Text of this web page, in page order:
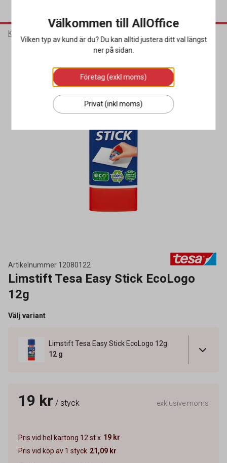
Kontorsmaterial
Artikelnummer 12080122
Limstift Tesa Easy Stick EcoLogo
12g
Välj variant
Limstift Tesa Easy Stick EcoLogo 12g
12 g
19 kr / styck exklusive moms
Pris vid hel kartong 12 st x 19 kr
Pris vid köp av 1 styck 21,09 kr
Välkommen till AllOffice
Vilken typ av kund är du? Du kan alltid justera ditt val längst
ner på sidan.
Företag (exkl moms)
Privat (inkl moms)